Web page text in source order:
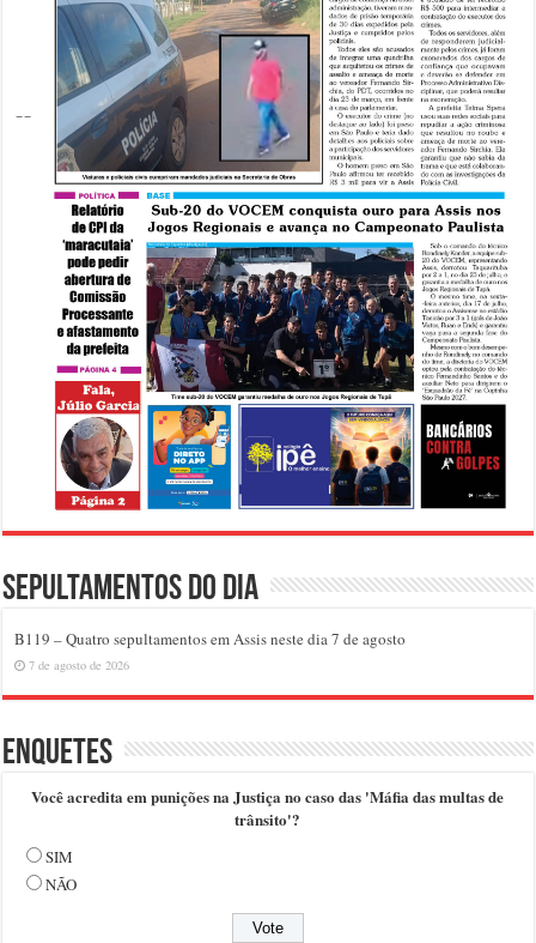
Sepultamentos do dia
B119 – Quatro sepultamentos em Assis neste dia 7 de agosto
7 de agosto de 2026
Enquetes
Você acredita em punições na Justiça no caso das 'Máfia das multas de
trânsito'?
SIM
NÃO